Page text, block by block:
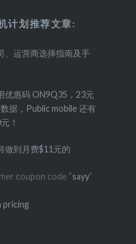
计划推荐文章:
、运营商选择指南及手
优惠码 ON9Q35，23元
据，Public mobile 还有
！
做到月费$11元的
coupon code “sayy”
pricing